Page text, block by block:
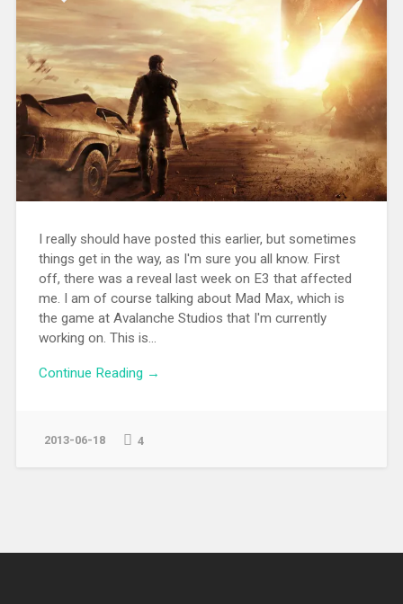
I really should have posted this earlier, but sometimes
things get in the way, as I'm sure you all know. First
off, there was a reveal last week on E3 that affected
me. I am of course talking about Mad Max, which is
the game at Avalanche Studios that I'm currently
working on. This is...
Continue Reading →
2013-06-18 4